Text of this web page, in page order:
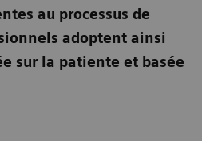
au processus de
adoptent ainsi
sur la patiente et basée